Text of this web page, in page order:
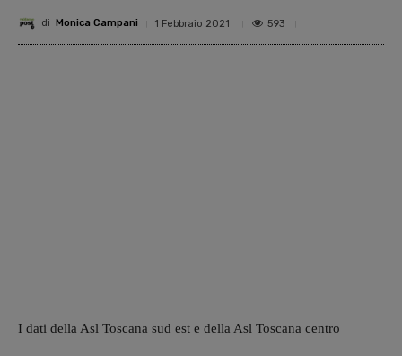
di Monica Campani 1 Febbraio 2021 593
I dati della Asl Toscana sud est e della Asl Toscana centro